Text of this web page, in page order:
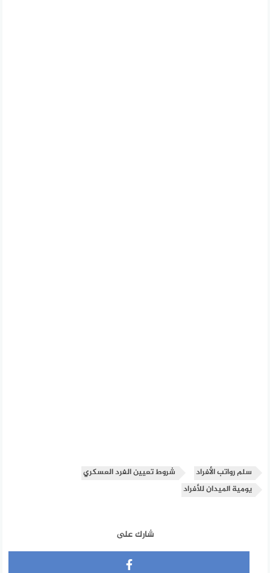
سلم رواتب الأفراد
شروط تعيين الفرد العسكري
يومية الميدان للأفراد
شارك على